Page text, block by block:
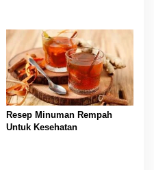
Resep Minuman Rempah
Untuk Kesehatan